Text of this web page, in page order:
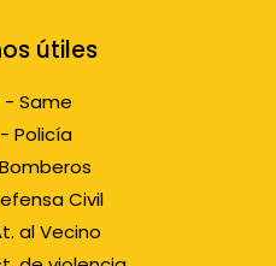
útiles
- Same
- Policía
Civil
al Vecino